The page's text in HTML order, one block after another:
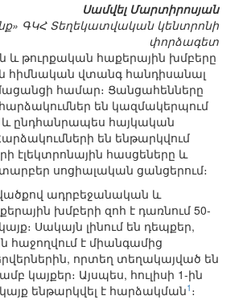
Սամվել Մարտիրոսյան
ԳԿՀ Տեղեկատվական կենտրոնի
փորձագետ
և թուրքական հաքերային խմբերը
հիմնական վտանգ հանդիսանալ
համար։ Ցանցահենները
են կազմակերպում
ընդհանրապես հայկական
են ենթարկվում
էլեկտրոնային հասցեները և
սոցիալական ցանցերում։
ադրբեջանական և
խմբերի զոհ է դառնում 50-
Սակայն լինում են դեպքեր,
հաջողվում է միանգամից
որտեղ տեղակայված են
կայքեր։ Այսպես, հուլիսի 1-ին
ենթարկվել է հարձակման1 ։